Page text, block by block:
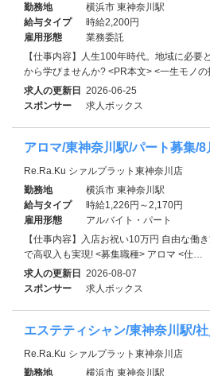
勤務地
横浜市 東神奈川駅
給与タイプ
時給2,200円
雇用形態
業務委託
【仕事内容】人生100年時代。地域に必要
から学びませんか? <PR本文> <一生モノの
求人の更新日 2026-06-25
スポンサー
求人ボックス
アロマ/東神奈川駅/パート募集/8
Re.Ra.Ku シァルプラット東神奈川店
勤務地
横浜市 東神奈川駅
給与タイプ
時給1,226円～2,170円
雇用形態
アルバイト・パート
【仕事内容】入店お祝い10万円 自由な働
で高収入も実現! <募集職種> アロマ <仕…
求人の更新日 2026-08-07
スポンサー
求人ボックス
エステティシャン/東神奈川駅/
Re.Ra.Ku シァルプラット東神奈川店
勤務地
横浜市 東神奈川駅